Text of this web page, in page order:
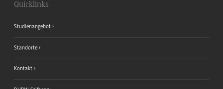
Quicklinks
Studienangebot
Standorte
Kontakt